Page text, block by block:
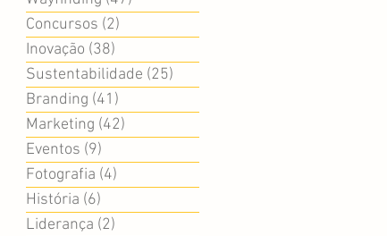
Concursos (2)
Inovação (38)
Sustentabilidade (25)
Branding (41)
Marketing (42)
Eventos (9)
Fotografia (4)
História (6)
Liderança (2)